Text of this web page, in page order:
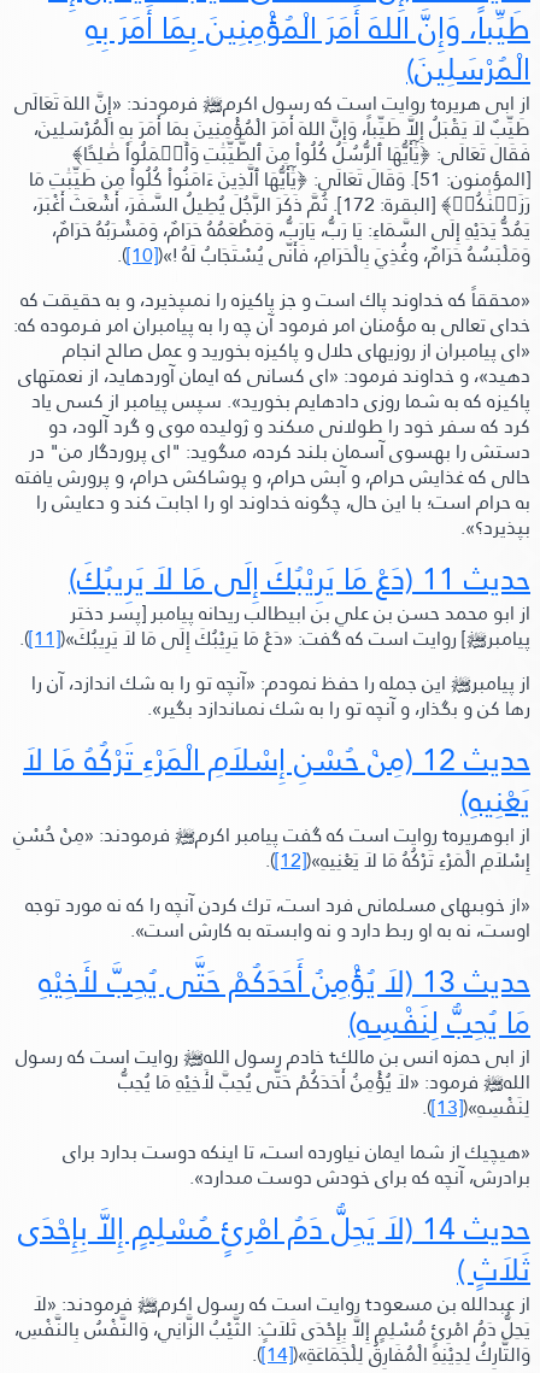
طَيِّباً، وَإِنَّ اللهَ أَمَرَ الْمُؤْمِنِينَ بِمَا أَمَرَ بِهِ
الْمُرْسَلِينَ)
از ابى هريرهtروايت است كه رسول اكرمﷺ‬فرمودند: «إِنَّ اللهَ تَعَالَى
طَيِّبٌ لاَ يَقْبَلُ إِلاَّ طَيِّباً، وَإِنَّ اللهَ أَمَرَ الْمُؤْمِنِينَ بِمَا أَمَرَ بِهِ الْمُرْسَلِينَ،
فَقَالَ تَعَالَى:﴿يَٰٓأَيُّهَا ٱلرُّسُلُ كُلُواْ مِنَ ٱلطَّيِّبَٰتِ وَٱعۡمَلُواْ صَٰلِحًا﴾
[المؤمنون: 51] .وَقَالَ تَعَالَى:﴿يَٰٓأَيُّهَا ٱلَّذِينَ ءَامَنُواْ كُلُواْ مِن طَيِّبَٰتِ مَا
رَزَقۡنَٰكُمۡ﴾[البقرة: 172] . ثُمَّ ذَكَرَ الرَّجُلَ يُطِيلُ السَّفَرَ، أَشْعَثَ أَغْبَرَ،
يَمُدُّ يَدَيْهِ إِلَى السَّمَاءِ:يَا رَبُّ، يَارَبُّ، وَمَطْعَمُهُ حَرَامٌ، وَمَشْرَبُهُ حَرَامٌ،
وَمَلْبَسُهُ حَرَامٌ، وغُذِيَ بِالْحَرَامِ، فَأَنّى يُسْتَجَابُ لَهُ !»(
[10]
).
«محققاً كه خداوند پاك است و جز پاكيزه را نمىپذيرد،و به حقيقت كه
خداى تعالى به مؤمنان امر فرمود آن چه را به پيامبران امر فـرموده كه:
«اى پيامبران از روزيهاى حلال و پاكيزه بخوريد و عمل صالح انجام
دهيد»،و خداوند فرمود: «اى كسانى كه ايمان آوردهايد، از نعمتهاى
پاكيزه كه به شما روزى دادهايم بخوريد». سپس پيامبر از كسى ياد
كرد كه سفر خود را طولانى مىكند و ژوليده موى و گرد آلود، دو
دستش را بهسوى آسمان بلند كرده،مىگويد:"اى پروردگار من" در
حالى كه غذايش حرام، و آبش حرام، و پوشاكش حرام، و پرورش يافته
به حرام است؛ با اين حال، چگونه خداوند او را اجابت كند و دعايش را
بپذيرد؟».
حديث 11 (دَعْ مَا يَرِيْبُكَ إِلَى مَا لاَ يَرِيبُكَ)
از ابو محمد حسن بن علي بن ابيطالب ريحانه پيامبر [پسر دختر
پيامبرﷺ‬] روايت است كه گفت: «دَعْ مَا يَرِيْبُكَ إِلَى مَا لاَ يَرِيبُكَ»(
[11]
).
از پيامبرﷺ‬اين جمله را حفظ نمودم: «آنچه تو را به شك اندازد، آن را
رها كن و بگذار، و آنچه تو را به شك نمىاندازد بگير».
حديث 12 (مِنْ حُسْنِ إِسْلاَمِ الْمَرْءِ تَرْكُهُ مَا لاَ
يَعْنِيهِ)
از ابوهريرهtروايت است كه گفت پيامبر اكرمﷺ‬فرمودند: «مِنْ حُسْنِ
إِسْلاَمِ الْمَرْءِ تَرْكُهُ مَا لاَ يَعْنِيهِ»(
[12]
).
«از خوبىهاى مسلمانى فرد است، ترك كردن آنچه را كه نه مورد توجه
اوست، نه به او ربط دارد و نه وابسته به كارش است».
حديث 13 (لاَ يُؤْمِنُ أَحَدَكُمْ حَتَّى يُحِبَّ لأَخِيْهِ
مَا يُحِبُّ لِنَفْسِهِ)
از ابى حمزه انس بن مالكtخادم رسول اللهﷺ‬روايت است كه رسول
اللهﷺ‬فرمود: «لاَ يُؤْمِنُ أَحَدَكُمْ حَتَّى يُحِبَّ لأَخِيْهِ مَا يُحِبُّ
لِنَفْسِهِ»(
[13]
).
«هيچيك از شما ايمان نياورده است، تا اينكه دوست بدارد براى
برادرش، آنچه كه براى خودش دوست مىدارد».
حديث 14 (لاَ يَحِلُّ دَمُ امْرِئٍ مُسْلِمٍ إِلاَّ بِإِحْدَى
ثَلاَثٍ )
از عبدالله بن مسعودtروايت است كه رسول اكرمﷺ‬فرمودند: «لاَ
يَحِلُّ دَمُ امْرِئٍ مُسْلِمٍ إِلاَّ بِإِحْدَى ثَلاَثٍ: الثَّيْبُ الزَّانِي، وَالنَّفْسُ بِالنَّفْسِ،
وَالتَّارِكُ لِدِيْنِهِ الْمُفَارِقُ لِلْجَمَاعَةِ»(
[14]
).